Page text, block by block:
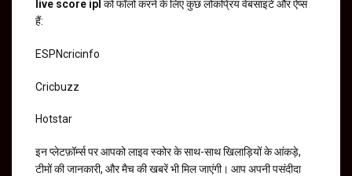
live score ipl को फॉलो करने के लिए कुछ लोकप्रिय वेबसाइटें और ऐप्स
हैं:
ESPNcricinfo
Cricbuzz
Hotstar
इन प्लेटफ़ॉर्म्स पर आपको लाइव स्कोर के साथ-साथ खिलाड़ियों के आंकड़े,
टीमों की जानकारी, और मैच की खबरें भी मिल जाएंगी। आप अपनी पसंदीदा